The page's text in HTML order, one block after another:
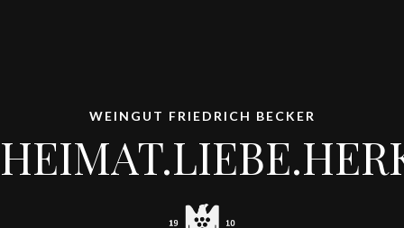
WEINGUT FRIEDRICH BECKER